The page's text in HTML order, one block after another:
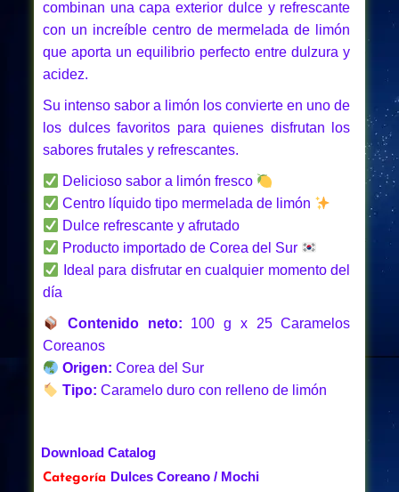
combinan una capa exterior dulce y refrescante
con un increíble centro de mermelada de limón
que aporta un equilibrio perfecto entre dulzura y
acidez.
Su intenso sabor a limón los convierte en uno de
los dulces favoritos para quienes disfrutan los
sabores frutales y refrescantes.
Delicioso sabor a limón fresco
Centro líquido tipo mermelada de limón
Dulce refrescante y afrutado
Producto importado de Corea del Sur
Ideal para disfrutar en cualquier momento del
día
Contenido neto: 100 g x 25 Caramelos
Coreanos
Origen: Corea del Sur
Tipo: Caramelo duro con relleno de limón
Download Catalog
Categoría Dulces Coreano / Mochi